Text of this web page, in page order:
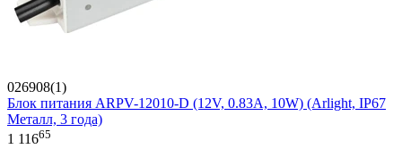
026908(1)
Блок питания ARPV-12010-D (12V, 0.83A, 10W) (Arlight, IP67
Металл, 3 года)
1 11665